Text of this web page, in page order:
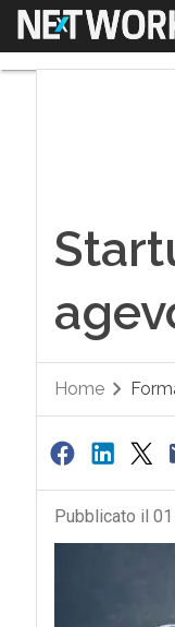
Menu
Home
Pubblicato il